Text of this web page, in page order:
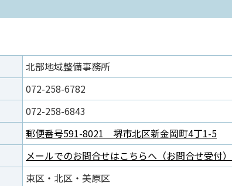
北部地域整備事務所
072-258-6782
072-258-6843
郵便番号591-8021 堺市北区新金岡町4丁1-5
メールでのお問合せはこちらへ（お問合せ受付）
東区・北区・美原区